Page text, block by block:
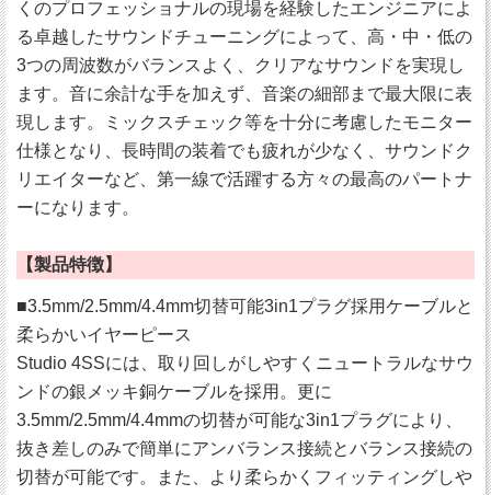
くのプロフェッショナルの現場を経験したエンジニアによ
る卓越したサウンドチューニングによって、高・中・低の
3つの周波数がバランスよく、クリアなサウンドを実現し
ます。音に余計な手を加えず、音楽の細部まで最大限に表
現します。ミックスチェック等を十分に考慮したモニター
仕様となり、長時間の装着でも疲れが少なく、サウンドク
リエイターなど、第一線で活躍する方々の最高のパートナ
ーになります。
【製品特徴】
■3.5mm/2.5mm/4.4mm切替可能3in1プラグ採用ケーブルと
柔らかいイヤーピース
Studio 4SSには、取り回しがしやすくニュートラルなサウ
ンドの銀メッキ銅ケーブルを採用。更に
3.5mm/2.5mm/4.4mmの切替が可能な3in1プラグにより、
抜き差しのみで簡単にアンバランス接続とバランス接続の
切替が可能です。また、より柔らかくフィッティングしや